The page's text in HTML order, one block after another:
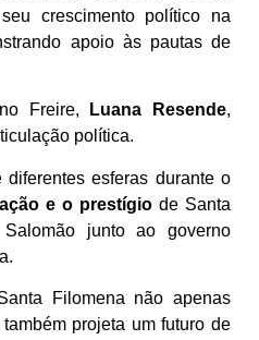
crescimento político na
apoio às pautas de
Freire, Luana Resende,
política.
esferas durante o
e o prestígio de Santa
junto ao governo
Filomena não apenas
projeta um futuro de